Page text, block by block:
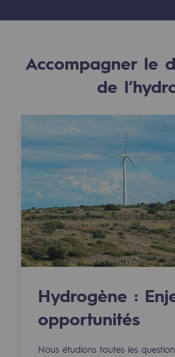
Notre organisation
Gouvernance
Publications
Où nous trouver
Les énergies
Les énergies
Notre vision
Gaz renouvelables
Gaz
Pyrogazéification
Accompagner le
de
Hydrogène :
opportunités
Nous étudions toutes les